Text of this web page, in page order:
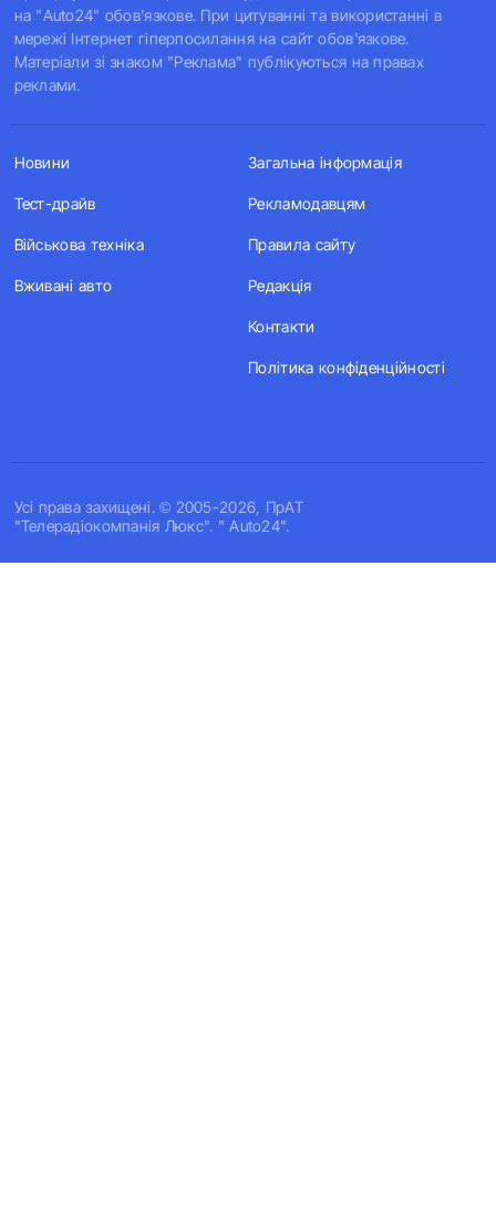
на "Auto24" обов'язкове. При цитуванні та використанні в
мережі Інтернет гіперпосилання на сайт обов'язкове.
Матеріали зі знаком "Реклама" публікуються на правах
реклами.
Усi права захищенi. © 2005-2026, ПрАТ
"Телерадіокомпанія Люкс". " Auto24".
Новини
Тест-драйв
Військова техніка
Вживані авто
Загальна інформація
Рекламодавцям
Правила сайту
Редакція
Контакти
Політика конфіденційності